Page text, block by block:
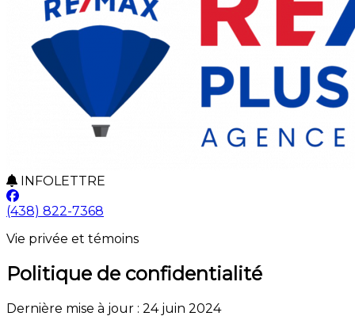
INFOLETTRE
(438) 822-7368
Vie privée et témoins
Politique de confidentialité
Dernière mise à jour : 24 juin 2024